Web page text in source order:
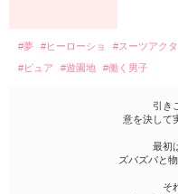
#夢 #ヒーローショ #スーツアクタ
#ピュア
#遊園地 #働く男子
引き
意を決して
最初
ズバズバと
そ